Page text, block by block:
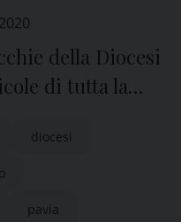
della Diocesi
di tutta la
diocesi
pavia